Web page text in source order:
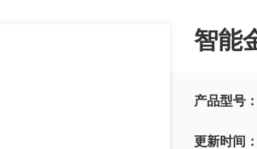
智能
产品型号：
更新时间：